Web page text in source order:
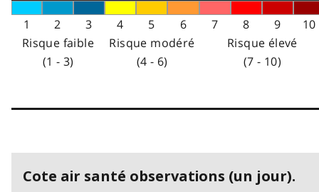
1 2 3 4 5 6 7 8 9
10
Risque faible
(1 - 3)
Risque modéré
(4 - 6)
Risque élevé
(7 - 10)
Cote air santé observations (un jour).